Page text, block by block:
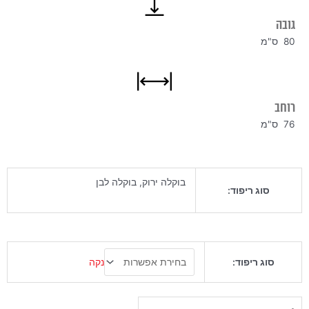
גובה
80 ס"מ
רוחב
76 ס"מ
סוג ריפוד:
בוקלה ירוק, בוקלה לבן
סוג ריפוד: נקה